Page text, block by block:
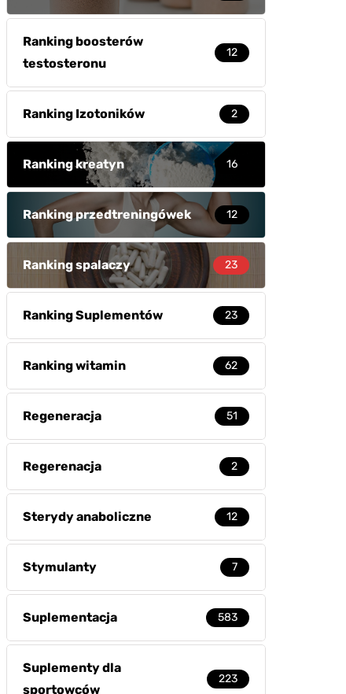
Ranking boosterów
testosteronu
12
Ranking Izotoników 2
Ranking kreatyn 16
Ranking przedtreningówek 12
Ranking spalaczy 23
Ranking Suplementów 23
Ranking witamin 62
Regeneracja 51
Regerenacja 2
Sterydy anaboliczne 12
Stymulanty 7
Suplementacja 583
Suplementy dla
sportowców
223